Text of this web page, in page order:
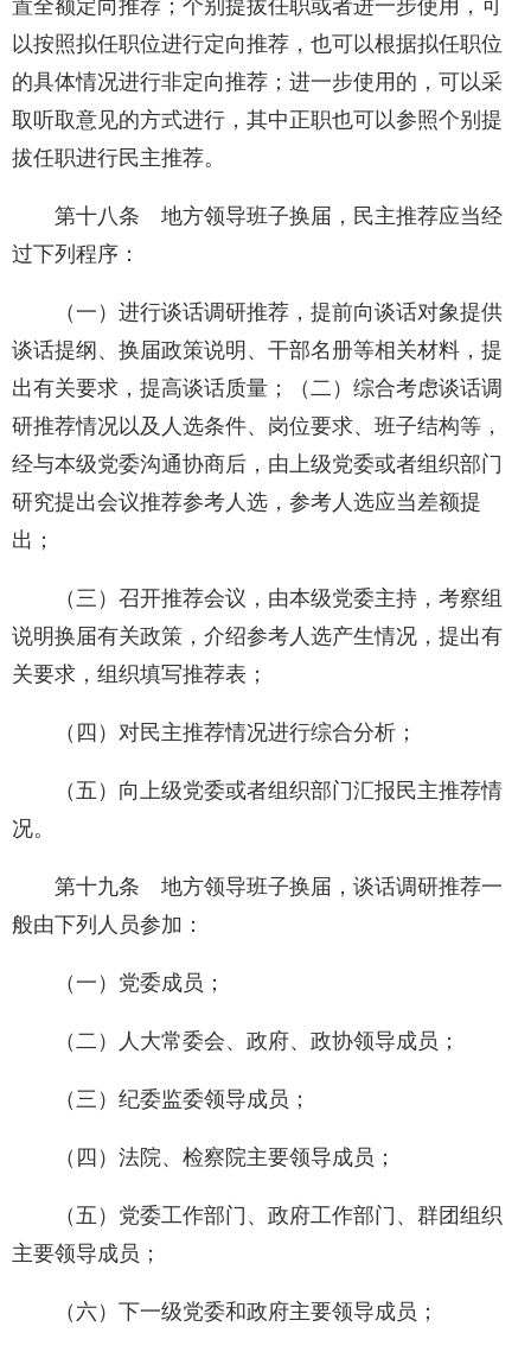
置全额定向推荐；个别提拔任职或者进一步使用，可
以按照拟任职位进行定向推荐，也可以根据拟任职位
的具体情况进行非定向推荐；进一步使用的，可以采
取听取意见的方式进行，其中正职也可以参照个别提
拔任职进行民主推荐。
第十八条 地方领导班子换届，民主推荐应当经
过下列程序：
（一）进行谈话调研推荐，提前向谈话对象提供
谈话提纲、换届政策说明、干部名册等相关材料，提
出有关要求，提高谈话质量；（二）综合考虑谈话调
研推荐情况以及人选条件、岗位要求、班子结构等，
经与本级党委沟通协商后，由上级党委或者组织部门
研究提出会议推荐参考人选，参考人选应当差额提
出；
（三）召开推荐会议，由本级党委主持，考察组
说明换届有关政策，介绍参考人选产生情况，提出有
关要求，组织填写推荐表；
（四）对民主推荐情况进行综合分析；
（五）向上级党委或者组织部门汇报民主推荐情
况。
第十九条 地方领导班子换届，谈话调研推荐一
般由下列人员参加：
（一）党委成员；
（二）人大常委会、政府、政协领导成员；
（三）纪委监委领导成员；
（四）法院、检察院主要领导成员；
（五）党委工作部门、政府工作部门、群团组织
主要领导成员；
（六）下一级党委和政府主要领导成员；